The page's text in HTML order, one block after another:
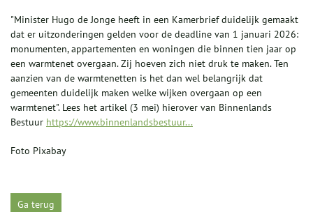
"Minister Hugo de Jonge heeft in een Kamerbrief duidelijk gemaakt
dat er uitzonderingen gelden voor de deadline van 1 januari 2026:
monumenten, appartementen en woningen die binnen tien jaar op
een warmtenet overgaan. Zij hoeven zich niet druk te maken. Ten
aanzien van de warmtenetten is het dan wel belangrijk dat
gemeenten duidelijk maken welke wijken overgaan op een
warmtenet". Lees het artikel (3 mei) hierover van Binnenlands
Bestuur https://www.binnenlandsbestuur...
Foto Pixabay
Ga terug